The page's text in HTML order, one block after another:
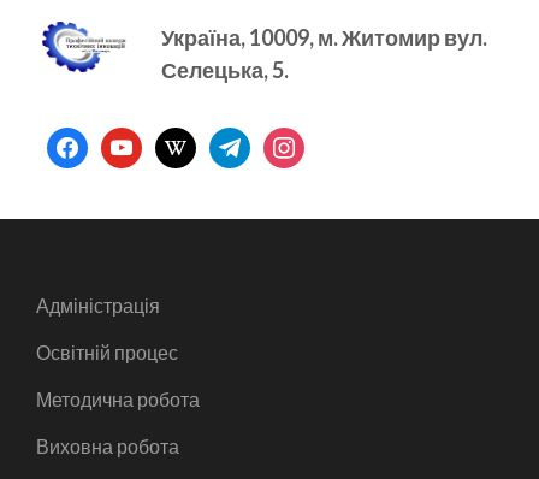
Україна, 10009, м.Житомир вул.
Селецька, 5.
facebookyoutubewikipediatelegraminstagram
Адміністрація
Освітній процес
Методична робота
Виховна робота